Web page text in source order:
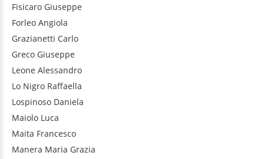
Fisicaro Giuseppe
Forleo Angiola
Grazianetti Carlo
Greco Giuseppe
Leone Alessandro
Lo Nigro Raffaella
Lospinoso Daniela
Maiolo Luca
Maita Francesco
Manera Maria Grazia